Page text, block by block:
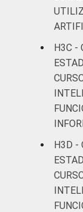
H3C -
H3D -